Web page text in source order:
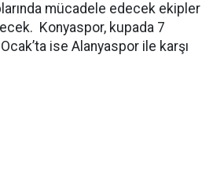
mücadele edecek ekipler
Konyaspor, kupada 7
ise Alanyaspor ile karşı